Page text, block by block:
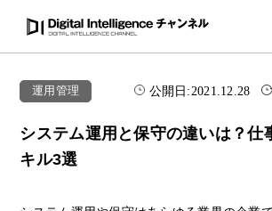
運用管理 公開日:2021.12.28
システム運用と保守の違いは？仕
キル3選